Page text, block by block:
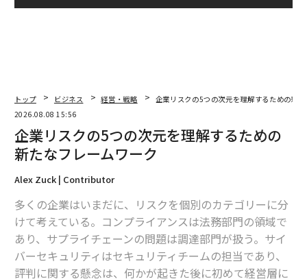
トップ ビジネス 経営・戦略
企業リスクの5つの次元を理解するための新
2026.08.08 15:56
企業リスクの5つの次元を理解するための
新たなフレームワーク
Alex Zuck | Contributor
多くの企業はいまだに、リスクを個別のカテゴリーに分
けて考えている。コンプライアンスは法務部門の領域で
あり、サプライチェーンの問題は調達部門が扱う。サイ
バーセキュリティはセキュリティチームの担当であり、
評判に関する懸念は、何かが起きた後に初めて経営層に